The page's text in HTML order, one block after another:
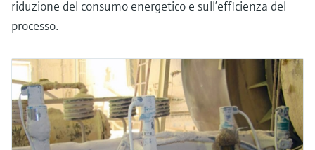
riduzione del consumo energetico e sull’efficienza del
processo.